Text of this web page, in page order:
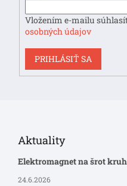
Vložením e-mailu
osobných údajov
PRIHLÁSIŤ SA
Aktuality
Elektromagnet na šrot
24.6.2026